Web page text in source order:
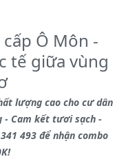
Ô Môn -
tế giữa vùng
lượng cao cho cư dân
- Cam kết tươi sạch -
493 để nhận combo